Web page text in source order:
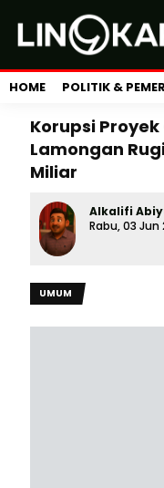
HOME POLITIK &
Korupsi
Lamongan
Miliar
Alkalifi
Rabu, 03 Jun
UMUM